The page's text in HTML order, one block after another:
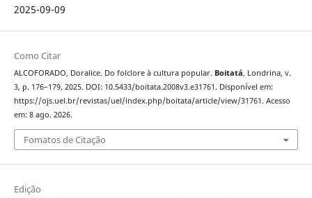
2025-09-09
Como Citar
ALCOFORADO, Doralice. Do folclore à cultura popular. Boitatá, Londrina, v.
3, p. 176–179, 2025. DOI: 10.5433/boitata.2008v3.e31761. Disponível em:
https://ojs.uel.br/revistas/uel/index.php/boitata/article/view/31761. Acesso
em: 8 ago. 2026.
Fomatos de Citação
Edição